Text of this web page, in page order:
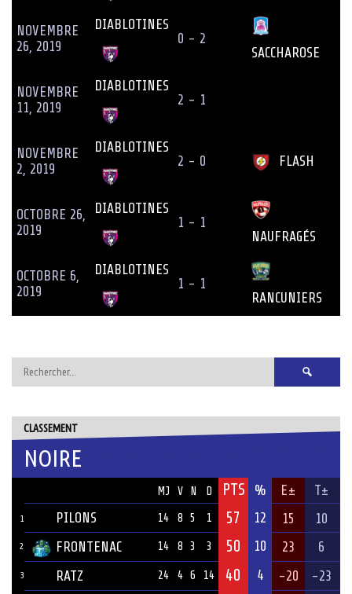
NOVEMBRE
26, 2019
DIABLOTINES
0 - 2
SACCHAROSE
NOVEMBRE
11, 2019
DIABLOTINES
2 - 1
NOVEMBRE
2, 2019
DIABLOTINES
2 - 0
FLASH
OCTOBRE 26,
2019
DIABLOTINES
1 - 1
NAUFRAGÉS
OCTOBRE 6,
2019
DIABLOTINES
1 - 1
RANCUNIERS
Rechercher :
CLASSEMENT
NOIRE
MJ V N D PTS % E± T±
1 PILONS 14 8 5 1 57 12 15 10
2 FRONTENAC 14 8 3 3 50 10 23 6
3 RATZ 24 4 6 14 40 4 -20 -23